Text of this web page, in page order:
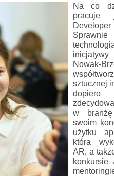
Na co
pracuje
Nowak-
sztucznej
dopiero
w
swoim
użytku
która
AR, a
konkursie